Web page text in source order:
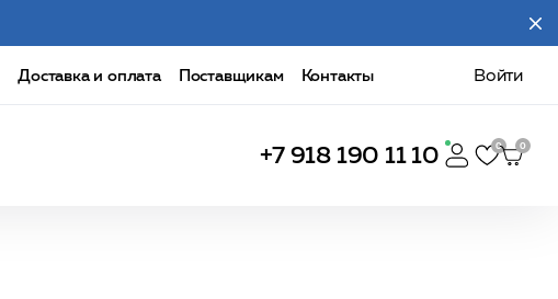
Доставка и оплата Поставщикам Контакты Войти
+7 918 190 11 10